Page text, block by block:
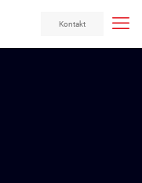
Kontakt